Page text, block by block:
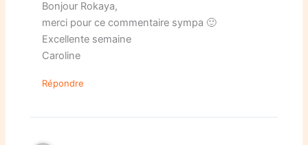
Bonjour Rokaya,
merci pour ce commentaire sympa 🙂
Excellente semaine
Caroline
Répondre